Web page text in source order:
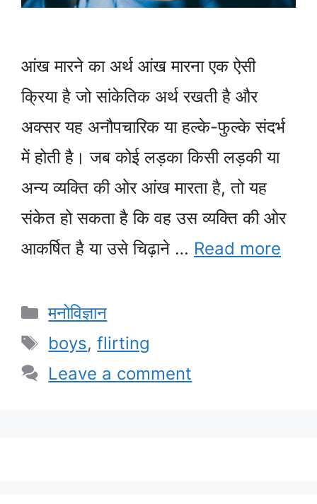
आंख मारने का अर्थ आंख मारना एक ऐसी
क्रिया है जो सांकेतिक अर्थ रखती है और
अक्सर यह अनौपचारिक या हल्के-फुल्के संदर्भ
में होती है। जब कोई लड़का किसी लड़की या
अन्य व्यक्ति की ओर आंख मारता है, तो यह
संकेत हो सकता है कि वह उस व्यक्ति की ओर
आकर्षित है या उसे चिढ़ाने … Read more
Categories
मनोविज्ञान
Tags
boys,flirting
Leave a comment